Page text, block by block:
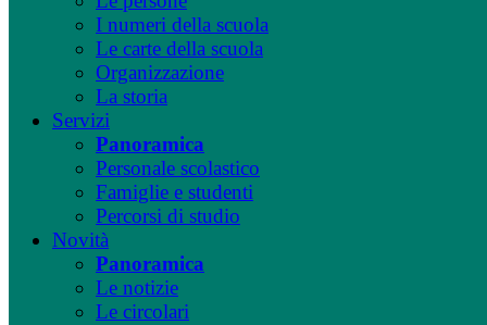
I numeri della scuola
Le carte della scuola
Organizzazione
La storia
Servizi
Panoramica
Personale scolastico
Famiglie e studenti
Percorsi di studio
Novità
Panoramica
Le notizie
Le circolari